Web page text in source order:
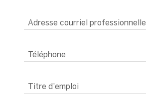
Adresse courriel professionnelle
Téléphone
Titre d'emploi